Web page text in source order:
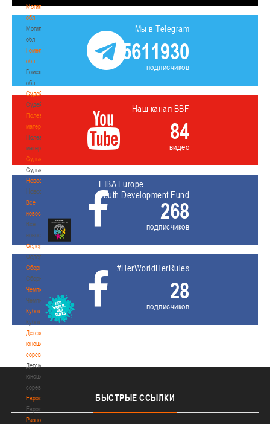
Могилевская
обл
Могилевская
обл
Гомельская
обл
Гомельская
обл
Судейство
Судейство
Полезные
материалы
Полезные
материалы
Судьи
Судьи
Новости
Новости
Все
новости
Все
новости
Федерация
Федерация
Сборные
Сборные
Чемпионат
Чемпионат
Кубок
Кубок
Детско-
юношеские
соревнования
Детско-
юношеские
соревнования
Еврокубки
Еврокубки
Разное
Мы в Telegram
5611930
подписчиков
Наш канал BBF
84
видео
FIBA Europe
Youth Development Fund
268
подписчиков
#HerWorldHerRules
28
подписчиков
БЫСТРЫЕ ССЫЛКИ